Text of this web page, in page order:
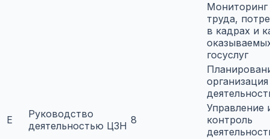
труда,
в кадрах и
госуслуг
E
Руководство
деятельностью ЦЗН 8
организация
Управление
контроль